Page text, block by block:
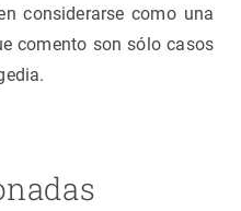
considerarse como una
comento son sólo casos